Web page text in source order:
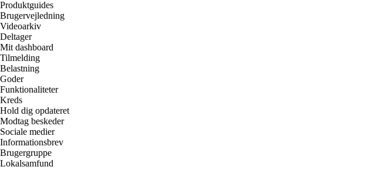
Produktguides
Brugervejledning
Videoarkiv
Deltager
Mit dashboard
Tilmelding
Belastning
Goder
Funktionaliteter
Kreds
Hold dig opdateret
Modtag beskeder
Sociale medier
Informationsbrev
Brugergruppe
Lokalsamfund